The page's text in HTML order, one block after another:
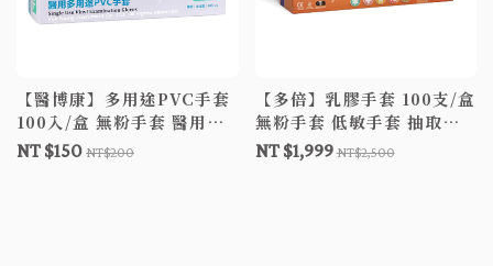
【醫博康】多用途PVC手套
100入/盒 無粉手套 醫用手
套 透明手套 PVC手套
NT $150 NT$200
【多倍】乳膠手套 100支/盒
無粉手套 低敏手套 抽取式
手套 檢診手套
NT $1,999NT$2,500